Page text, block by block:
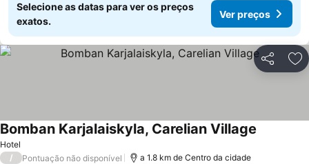
Selecione as datas para ver os preços
exatos.
Ver preços
Partilhar
Hotel
Bomban Karjalaiskyla, Carelian Village
/ Pontuação não disponível a 1.8 km de Centro da cidade